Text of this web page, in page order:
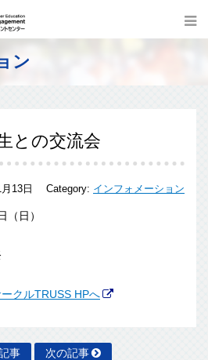
ン
との交流会
13日 Category: インフォメーション
（日）
クルTRUSS HPへ
事 次の記事